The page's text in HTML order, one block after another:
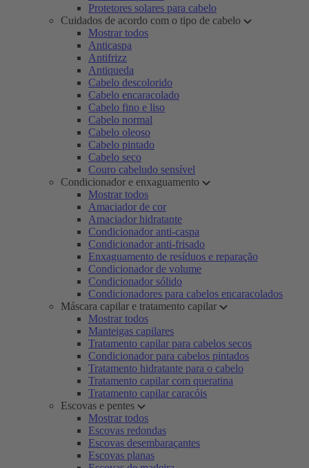
Protetores solares para cabelo
Cuidados de acordo com o tipo de cabelo
Mostrar todos
Anticaspa
Antifrizz
Antiqueda
Cabelo descolorido
Cabelo encaracolado
Cabelo fino e liso
Cabelo normal
Cabelo oleoso
Cabelo pintado
Cabelo seco
Couro cabeludo sensível
Condicionador e enxaguamento
Mostrar todos
Amaciador de cor
Amaciador hidratante
Condicionador anti-caspa
Condicionador anti-frisado
Enxaguamento de resíduos e reparação
Condicionador de volume
Condicionador sólido
Condicionadores para cabelos encaracolados
Máscara capilar e tratamento capilar
Mostrar todos
Manteigas capilares
Tratamento capilar para cabelos secos
Condicionador para cabelos pintados
Tratamento hidratante para o cabelo
Tratamento capilar com queratina
Tratamento capilar caracóis
Escovas e pentes
Mostrar todos
Escovas redondas
Escovas desembaraçantes
Escovas planas